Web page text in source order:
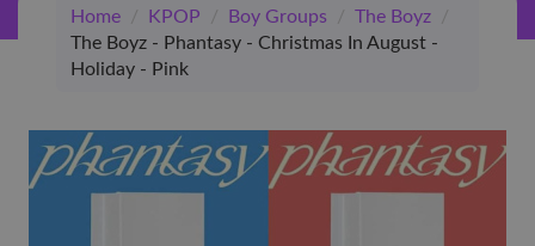
(Winkel)
Home / KPOP / Boy Groups / The Boyz
/
The Boyz - Phantasy - Christmas In August -
Holiday - Pink